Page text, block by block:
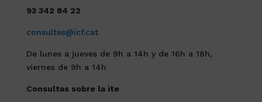
93 342 84 22
consultes@icf.cat
De lunes a jueves de 9h a 14h y de 16h a 18h,
viernes de 9h a 14h
Consultas sobre la ite